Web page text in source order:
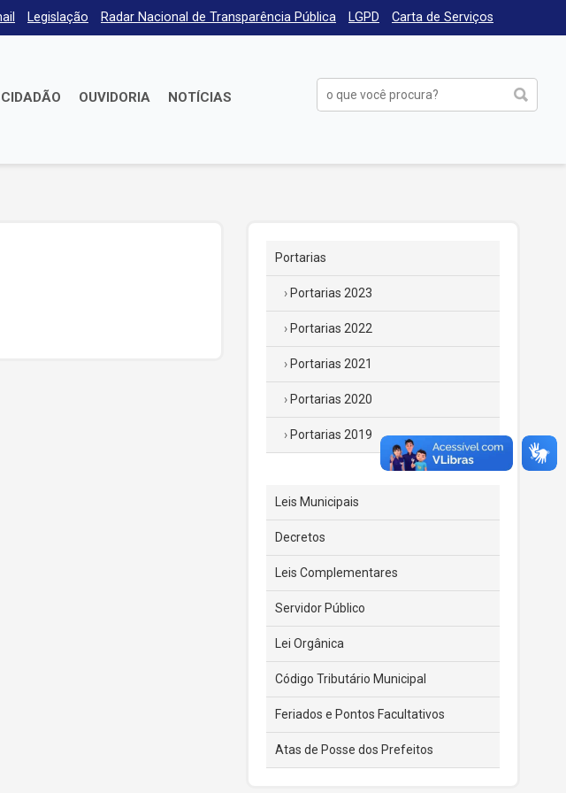
Legislação Radar Nacional de Transparência Pública LGPD Carta de Serviços
CIDADÃO OUVIDORIA NOTÍCIAS
Portarias
Portarias 2023
Portarias 2022
Portarias 2021
Portarias 2020
Portarias 2019
Leis Municipais
Decretos
Leis Complementares
Servidor Público
Lei Orgânica
Código Tributário Municipal
Feriados e Pontos Facultativos
Atas de Posse dos Prefeitos